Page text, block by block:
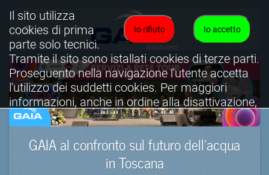
GAIA al confronto sul futuro dell’acqua
in Toscana
Io accetto
Io rifiuto
Il sito utilizza
cookies di prima
parte solo tecnici.
Tramite il sito sono istallati cookies di terze parti.
Proseguento nella navigazione l'utente accetta
l'utilizzo dei suddetti cookies. Per maggiori
informazioni, anche in ordine alla disattivazione,
è possibile consultare l'informativa cookies
completa.
Visualizza informativa completa.